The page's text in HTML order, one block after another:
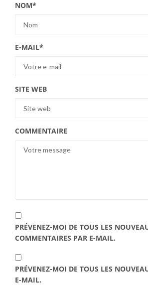
NOM*
E-MAIL*
SITE WEB
COMMENTAIRE
PRÉVENEZ-MOI DE TOUS LES
COMMENTAIRES PAR E-MAIL.
PRÉVENEZ-MOI DE TOUS LES
E-MAIL.